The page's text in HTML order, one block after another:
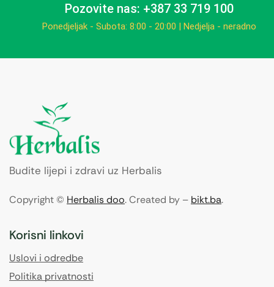
Pozovite nas: +387 33 719 100
Ponedjeljak - Subota: 8:00 - 20:00 | Nedjelja - neradno
Budite lijepi i zdravi uz Herbalis
Copyright © Herbalis doo. Created by – bikt.ba.
Korisni linkovi
Uslovi i odredbe
Politika privatnosti